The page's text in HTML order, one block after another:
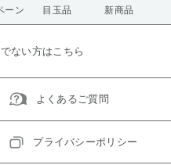
ーン 目玉品 新商品
ない方はこちら
よくあるご質問
プライバシーポリシー